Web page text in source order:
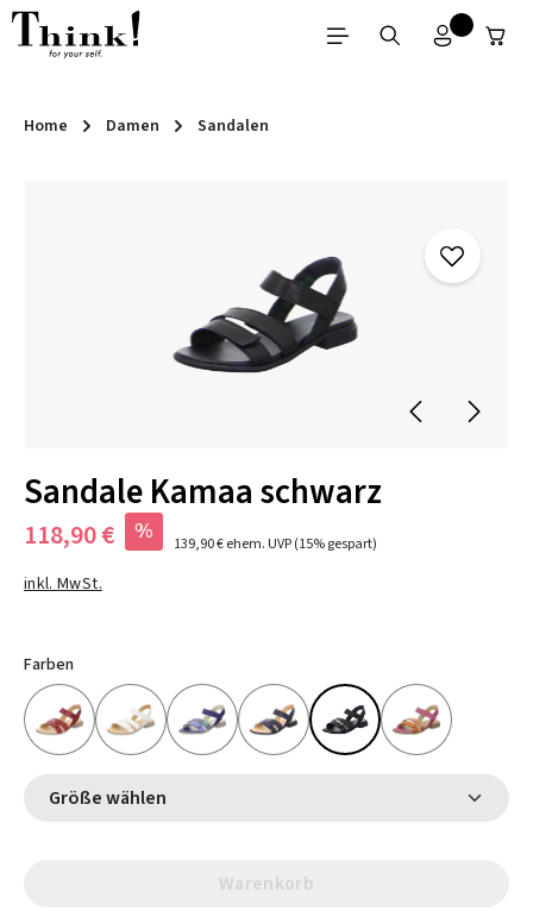
Zum Hauptinhalt springen
Home Damen Sandalen
Sandale Kamaa schwarz
118,90 € % 139,90 €ehem. UVP(15% gespart)
inkl. MwSt.
Farben
Größe wählen
Warenkorb